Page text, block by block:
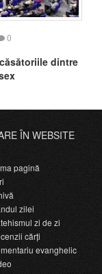
0
dintre
ÎN WEBSITE
pagină
zilei
zi de zi
cărți
evanghelic